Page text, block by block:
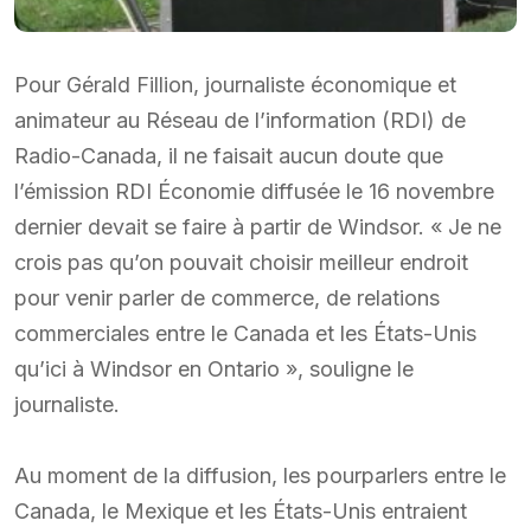
Pour Gérald Fillion, journaliste économique et
animateur au Réseau de l’information (RDI) de
Radio-Canada, il ne faisait aucun doute que
l’émission RDI Économie diffusée le 16 novembre
dernier devait se faire à partir de Windsor. « Je ne
crois pas qu’on pouvait choisir meilleur endroit
pour venir parler de commerce, de relations
commerciales entre le Canada et les États-Unis
qu’ici à Windsor en Ontario », souligne le
journaliste.
Au moment de la diffusion, les pourparlers entre le
Canada, le Mexique et les États-Unis entraient